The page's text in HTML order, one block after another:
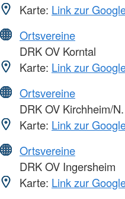
Karte: Link zur
Ortsvereine
DRK OV Korntal
Karte: Link zur
Ortsvereine
DRK OV Kirchheim/N.
Karte: Link zur
Ortsvereine
DRK OV Ingersheim
Karte: Link zur